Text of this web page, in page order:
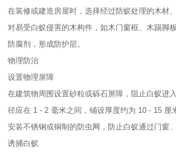
在装修或建造房屋时，选择经过防蚁处理的木材
对易受白蚁侵害的木构件，如木门窗框、木踢脚
防腐剂，形成防护层。
物理防治
设置物理屏障
在建筑物周围设置砂粒或砾石屏障，阻止白蚁进
径应在 1 - 2 毫米之间，铺设厚度约为 10 - 15 厘
安装不锈钢或铜制的防虫网，防止白蚁通过门窗
诱捕白蚁